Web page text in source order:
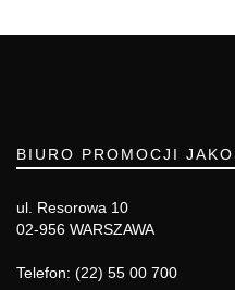
BIURO PROMOCJI
ul. Resorowa 10
02-956 WARSZAWA
Telefon: (22) 55 00 700